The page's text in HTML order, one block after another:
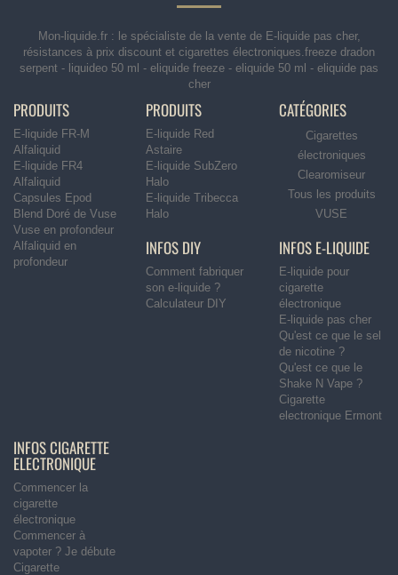
Mon-liquide.fr : le spécialiste de la vente de E-liquide pas cher,
résistances à prix discount et cigarettes électroniques.freeze dradon
serpent - liquideo 50 ml - eliquide freeze - eliquide 50 ml - eliquide pas
cher
PRODUITS
E-liquide FR-M
Alfaliquid
E-liquide FR4
Alfaliquid
Capsules Epod
Blend Doré de Vuse
Vuse en profondeur
Alfaliquid en
profondeur
PRODUITS
E-liquide Red
Astaire
E-liquide SubZero
Halo
E-liquide Tribecca
Halo
CATÉGORIES
Cigarettes
électroniques
Clearomiseur
Tous les produits
VUSE
INFOS DIY
Comment fabriquer
son e-liquide ?
Calculateur DIY
INFOS E-LIQUIDE
E-liquide pour
cigarette
électronique
E-liquide pas cher
Qu'est ce que le sel
de nicotine ?
Qu'est ce que le
Shake N Vape ?
Cigarette
electronique Ermont
INFOS CIGARETTE
ELECTRONIQUE
Commencer la
cigarette
électronique
Commencer à
vapoter ? Je débute
Cigarette